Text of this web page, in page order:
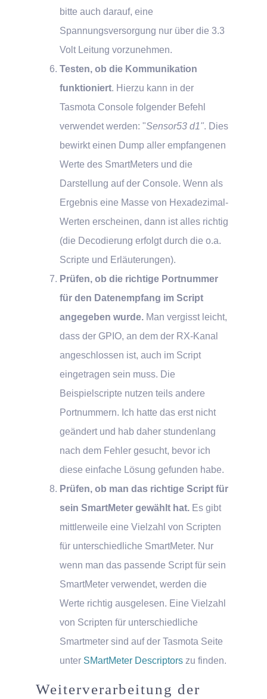
bitte auch darauf, eine
Spannungsversorgung nur über die 3.3
Volt Leitung vorzunehmen.
Testen, ob die Kommunikation
funktioniert. Hierzu kann in der
Tasmota Console folgender Befehl
verwendet werden: "Sensor53 d1". Dies
bewirkt einen Dump aller empfangenen
Werte des SmartMeters und die
Darstellung auf der Console. Wenn als
Ergebnis eine Masse von Hexadezimal-
Werten erscheinen, dann ist alles richtig
(die Decodierung erfolgt durch die o.a.
Scripte und Erläuterungen).
Prüfen, ob die richtige Portnummer
für den Datenempfang im Script
angegeben wurde. Man vergisst leicht,
dass der GPIO, an dem der RX-Kanal
angeschlossen ist, auch im Script
eingetragen sein muss. Die
Beispielscripte nutzen teils andere
Portnummern. Ich hatte das erst nicht
geändert und hab daher stundenlang
nach dem Fehler gesucht, bevor ich
diese einfache Lösung gefunden habe.
Prüfen, ob man das richtige Script für
sein SmartMeter gewählt hat. Es gibt
mittlerweile eine Vielzahl von Scripten
für unterschiedliche SmartMeter. Nur
wenn man das passende Script für sein
SmartMeter verwendet, werden die
Werte richtig ausgelesen. Eine Vielzahl
von Scripten für unterschiedliche
Smartmeter sind auf der Tasmota Seite
unter SMartMeter Descriptors zu finden.
Weiterverarbeitung der